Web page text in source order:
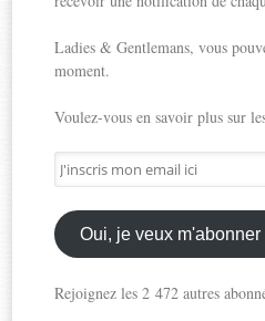
Ladies & Gentlemans, vous
moment.
Voulez-vous en savoir plus sur
J'inscris
mon
email
ici
Oui, je veux m'abonner
Rejoignez les 2 472 autres